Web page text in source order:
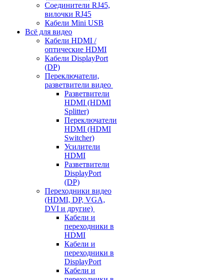
Соединители RJ45,
вилочки RJ45
Кабели Mini USB
Всё для видео
Кабели HDMI /
оптические HDMI
Кабели DisplayPort
(DP)
Переключатели,
разветвители видео
Разветвители
HDMI (HDMI
Splitter)
Переключатели
HDMI (HDMI
Switcher)
Усилители
HDMI
Разветвители
DisplayPort
(DP)
Переходники видео
(HDMI, DP, VGA,
DVI и другие)
Кабели и
переходники в
HDMI
Кабели и
переходники в
DisplayPort
Кабели и